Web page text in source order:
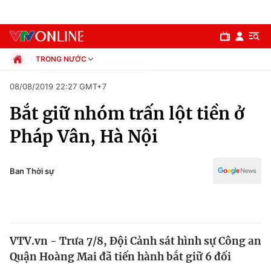
Chuyên mục
Chính trị
Y tế
TRONG NƯỚC
Xã hội
Pháp luật
Kinh tế
Thể thao
Văn hóa - Giải trí
Giáo dục
08/08/2019 22:27 GMT+7
Bắt giữ nhóm trấn lột tiền ở
Pháp Vân, Hà Nội
Ban Thời sự
VTV.vn - Trưa 7/8, Đội Cảnh sát hình sự Công an
Quận Hoàng Mai đã tiến hành bắt giữ 6 đối